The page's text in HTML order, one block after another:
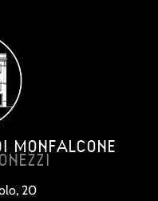
MONFALCONE
20